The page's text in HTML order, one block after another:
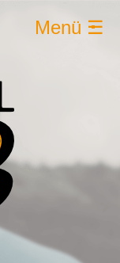
Menü ☰